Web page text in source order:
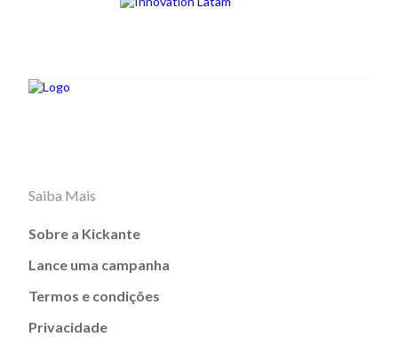
Saiba Mais
Sobre a Kickante
Lance uma campanha
Termos e condições
Privacidade